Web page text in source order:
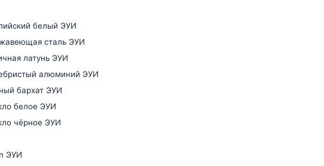
белый ЭУИ
сталь ЭУИ
латунь ЭУИ
алюминий ЭУИ
бархат ЭУИ
белое ЭУИ
чёрное ЭУИ
ЭУИ